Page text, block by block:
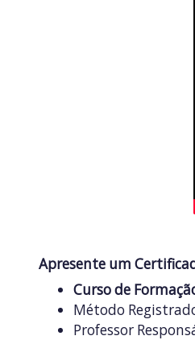
Apresente um
Curso de
Método
Professor